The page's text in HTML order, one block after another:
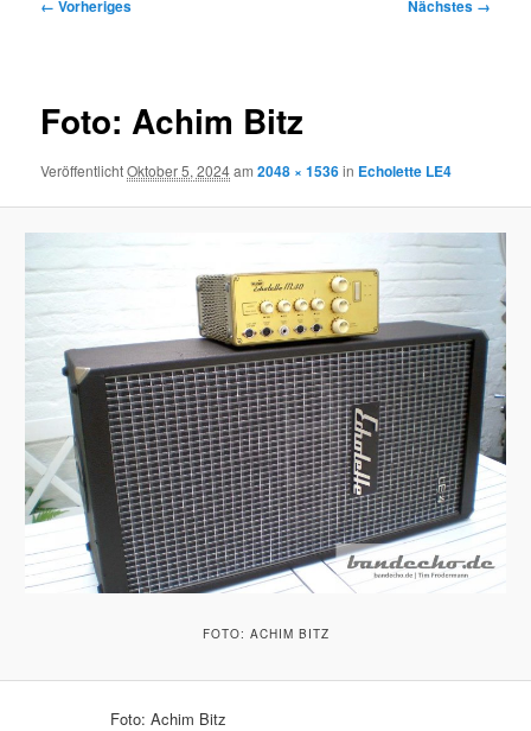
← Vorheriges Nächstes →
Foto: Achim Bitz
VeröffentlichtOktober 5, 2024am2048 × 1536in Echolette LE4
FOTO: ACHIM BITZ
Foto: Achim Bitz